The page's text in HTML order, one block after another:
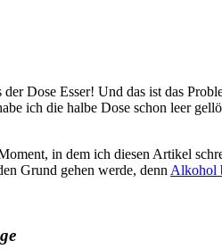
Dose Esser! Und das ist das
ich die halbe Dose schon leer
in dem ich diesen Artikel
Grund gehen werde, denn Alkohol